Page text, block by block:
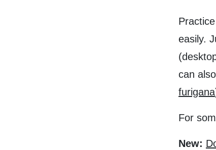
easily.
can
furigana
For
New: